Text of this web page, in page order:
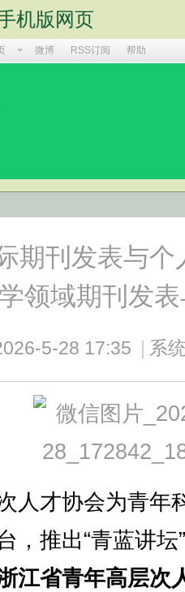
机版网页
微博 RSS订阅 帮助
期刊发表与
领域期刊发
5-28 17:35 系
人才协会为青年
，推出“青蓝讲
江省青年高层次